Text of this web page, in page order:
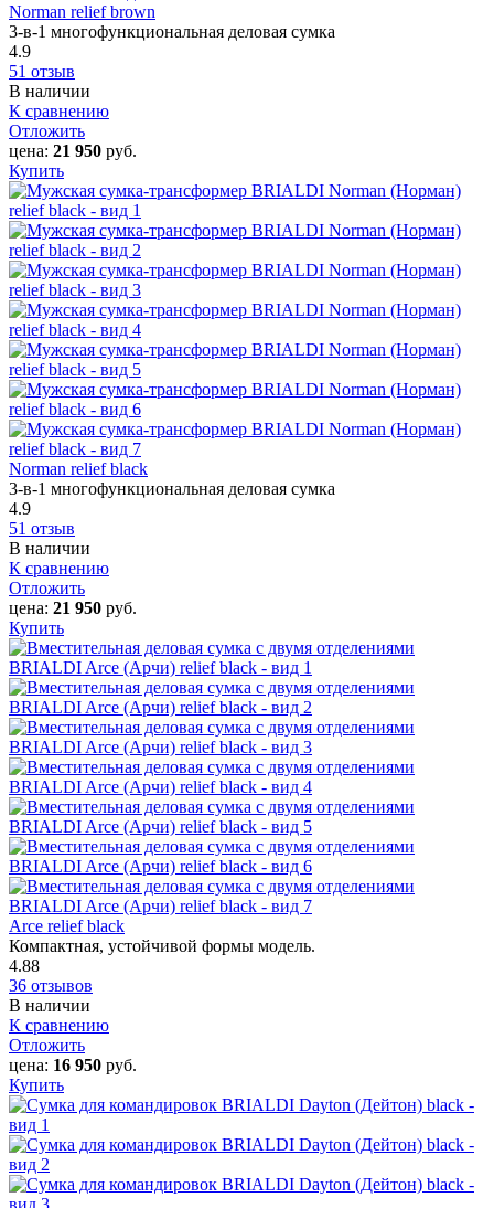
Norman relief brown
3-в-1 многофункциональная деловая сумка
4.9
51 отзыв
В наличии
К сравнению
Отложить
цена: 21 950 руб.
Купить
Norman relief black
3-в-1 многофункциональная деловая сумка
4.9
51 отзыв
В наличии
К сравнению
Отложить
цена: 21 950 руб.
Купить
Arce relief black
Компактная, устойчивой формы модель.
4.88
36 отзывов
В наличии
К сравнению
Отложить
цена: 16 950 руб.
Купить